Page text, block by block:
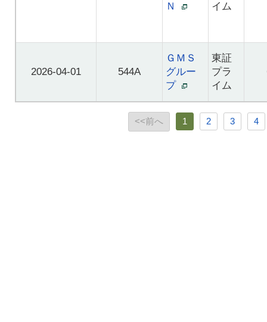
Ｎ
イム
2026-04-01 544A
ＧＭＳ
グルー
プ
東証
プラ
イム
<<前へ 1 2 3 4